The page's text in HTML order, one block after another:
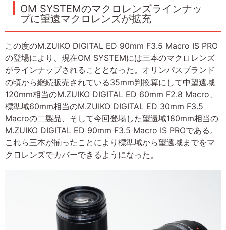
OM SYSTEMのマクロレンズラインナッ
プに望遠マクロレンズが拡充
この度のM.ZUIKO DIGITAL ED 90mm F3.5 Macro IS PRO
の登場により、現在OM SYSTEMには三本のマクロレンズ
がラインナップされることとなった。オリンパスブランド
の頃から継続販売されている35mm判換算にして中望遠域
120mm相当のM.ZUIKO DIGITAL ED 60mm F2.8 Macro、
標準域60mm相当のM.ZUIKO DIGITAL ED 30mm F3.5
Macroの二製品、そして今回登場した望遠域180mm相当の
M.ZUIKO DIGITAL ED 90mm F3.5 Macro IS PROである。
これら三本が揃ったことにより標準域から望遠域までをマ
クロレンズでカバーできるようになった。